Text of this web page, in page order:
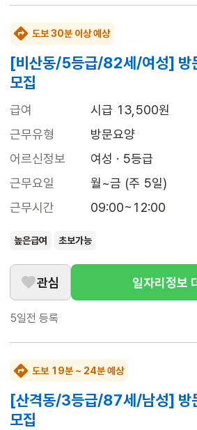
도보 30분 이상 예상
[비산동/5등급/82세/여성] 방
모집
급여
시급 13,500원
근무유형
방문요양
어르신정보
여성 · 5등급
근무요일
월~금 (주 5일)
근무시간
09:00~12:00
높은급여 초보가능
관심 일자리정보
5일전 등록
도보 19분 ~ 24분 예상
[산격동/3등급/87세/남성] 방
모집